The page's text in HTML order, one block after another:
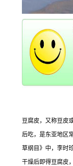
豆腐皮，又称豆皮
后吃，是东亚地区
草纲目》中，李时
干燥后即得豆腐皮